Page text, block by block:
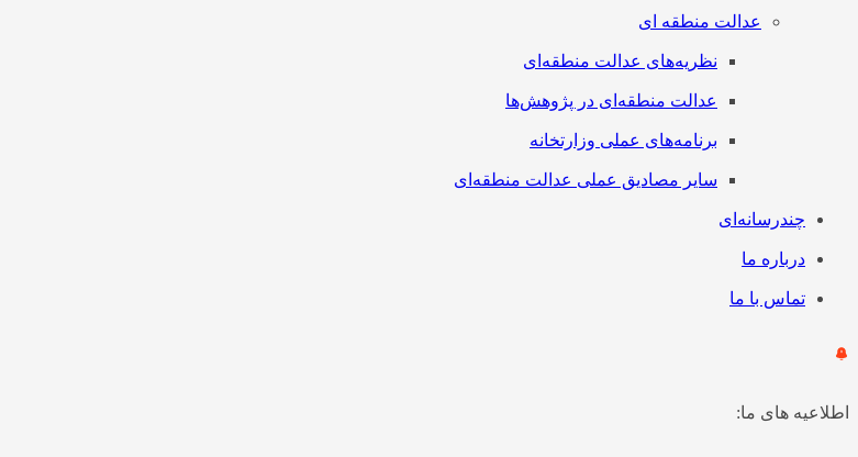
عدالت منطقه ای
نظریه‌های عدالت منطقه‌ای
عدالت منطقه‌ای در پژوهش‌ها
برنامه‌های عملی وزارتخانه
سایر مصادیق عملی عدالت منطقه‌ای
چندرسانه‌ای
درباره ما
تماس با ما
اطلاعیه های ما: